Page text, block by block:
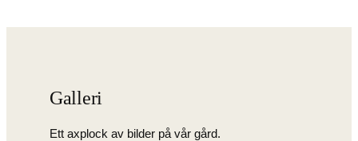
Galleri
Ett axplock av bilder på vår gård.